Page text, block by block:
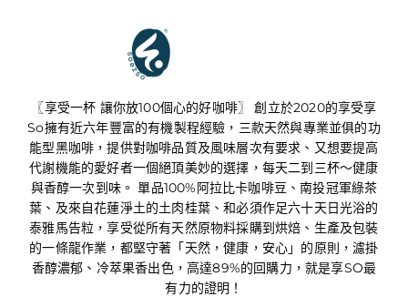
〖享受一杯 讓你放100個心的好咖啡〗 創立於2020的享受享
So擁有近六年豐富的有機製程經驗，三款天然與專業並俱的功
能型黑咖啡，提供對咖啡品質及風味層次有要求、又想要提高
代謝機能的愛好者一個絕頂美妙的選擇，每天二到三杯～健康
與香醇一次到味。 單品100%阿拉比卡咖啡豆、南投冠軍綠茶
葉、及來自花蓮淨土的土肉桂葉、和必須作足六十天日光浴的
泰雅馬告粒，享受從所有天然原物料採購到烘焙、生產及包裝
的一條龍作業，都堅守著「天然，健康，安心」的原則，濾掛
香醇濃郁、冷萃果香出色，高達89%的回購力，就是享SO最
有力的證明！